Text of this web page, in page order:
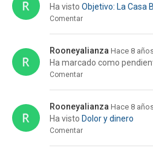
Ha visto Objetivo: La Casa
Comentar
Rooneyalianza Hace 8
Ha marcado como
Comentar
Rooneyalianza Hace 8
Ha visto Dolor y dinero
Comentar